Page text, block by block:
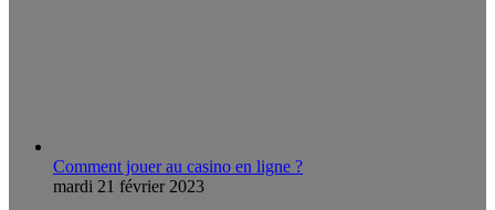
Comment jouer au casino en ligne ?
mardi 21 février 2023